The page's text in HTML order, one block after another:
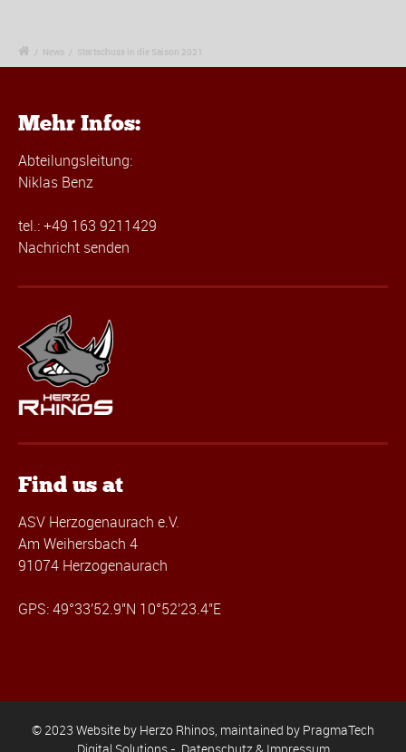
/ News / Startschuss in die Saison 2021
Mehr Infos:
Abteilungsleitung:
Niklas Benz
tel.: +49 163 9211429
Nachricht senden
Find us at
ASV Herzogenaurach e.V.
Am Weihersbach 4
91074 Herzogenaurach
GPS: 49°33'52.9"N 10°52'23.4"E
© 2023 Website by Herzo Rhinos, maintained by PragmaTech